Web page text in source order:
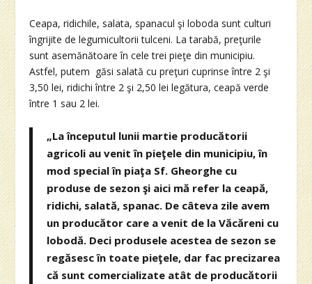
Ceapa, ridichile, salata, spanacul şi loboda sunt culturi
îngrijite de legumicultorii tulceni. La tarabă, preţurile
sunt asemănătoare în cele trei pieţe din municipiu.
Astfel, putem găsi salată cu preţuri cuprinse între 2 şi
3,50 lei, ridichi între 2 şi 2,50 lei legătura, ceapă verde
între 1 sau 2 lei.
„La începutul lunii martie producătorii
agricoli au venit în pieţele din municipiu, în
mod special în piaţa Sf. Gheorghe cu
produse de sezon şi aici mă refer la ceapă,
ridichi, salată, spanac. De câteva zile avem
un producător care a venit de la Văcăreni cu
lobodă. Deci produsele acestea de sezon se
regăsesc în toate pieţele, dar fac precizarea
că sunt comercializate atât de producătorii